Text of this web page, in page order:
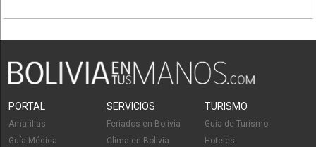
PORTAL
Amarillas
Guía Médica
SERVICIOS
Feriados en Bolivia
Clima en Bolivia
TURISMO
Guía de Turismo
Hoteles